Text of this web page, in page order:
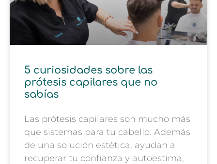
5 curiosidades sobre las
prótesis capilares que no
sabías
Las prótesis capilares son mucho más
que sistemas para tu cabello. Además
de una solución estética, ayudan a
recuperar tu confianza y autoestima,